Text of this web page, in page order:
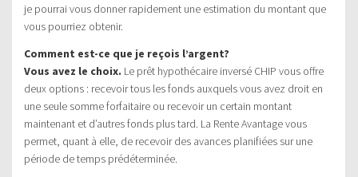
je pourrai vous donner rapidement une estimation du montant que
vous pourriez obtenir.
Comment est-ce que je reçois l’argent?
Vous avez le choix. Le prêt hypothécaire inversé CHIP vous offre
deux options : recevoir tous les fonds auxquels vous avez droit en
une seule somme forfaitaire ou recevoir un certain montant
maintenant et d’autres fonds plus tard. La Rente Avantage vous
permet, quant à elle, de recevoir des avances planifiées sur une
période de temps prédéterminée.